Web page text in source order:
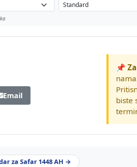
Email
📌
biste
za Safar 1448 AH →